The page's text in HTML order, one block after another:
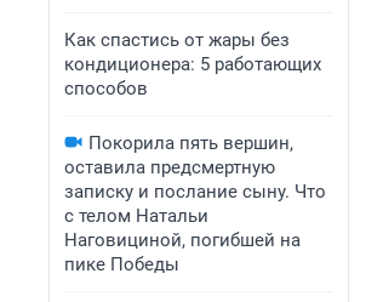
Как спастись от жары без
кондиционера: 5 работающих
способов
Покорила пять вершин,
оставила предсмертную
записку и послание сыну. Что
с телом Натальи
Наговициной, погибшей на
пике Победы